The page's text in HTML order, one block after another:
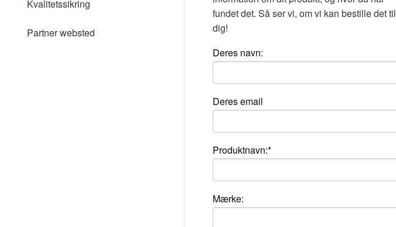
skærmlæser;
Kvalitetssikring
Partner websted
fundet det. Så ser vi, om vi kan bestille det til
dig!
Deres navn:
Deres email
Produktnavn:*
Mærke: